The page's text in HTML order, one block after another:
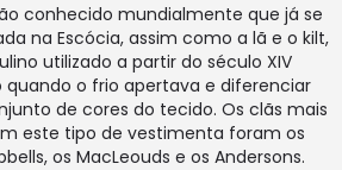
conhecido mundialmente que já se
na Escócia, assim como a lã e o kilt,
utilizado a partir do século XIV
o frio apertava e diferenciar
de cores do tecido. Os clãs mais
este tipo de vestimenta foram os
os MacLeouds e os Andersons.